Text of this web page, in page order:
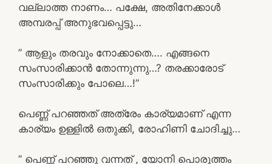
വല്ലാത്ത നാണം… പക്ഷേ, അതിനേക്കാൾ
അമ്പരപ്പ് അനുഭവപ്പെട്ടു…
” ആളും തരവും നോക്കാതെ…. എങ്ങനെ
സംസാരിക്കാൻ തോന്നുന്നു…? തരക്കാരോട്
സംസാരിക്കും പോലെ…!”
പെണ്ണ് പറഞ്ഞത് അത്രേം കാര്യമാണ് എന്ന
കാര്യം ഉള്ളിൽ ഒതുക്കി, രോഹിണി ചോദിച്ചു…
” പെണ്ണ് പറഞ്ഞു വന്നത് , യോനി പൊരുത്തം